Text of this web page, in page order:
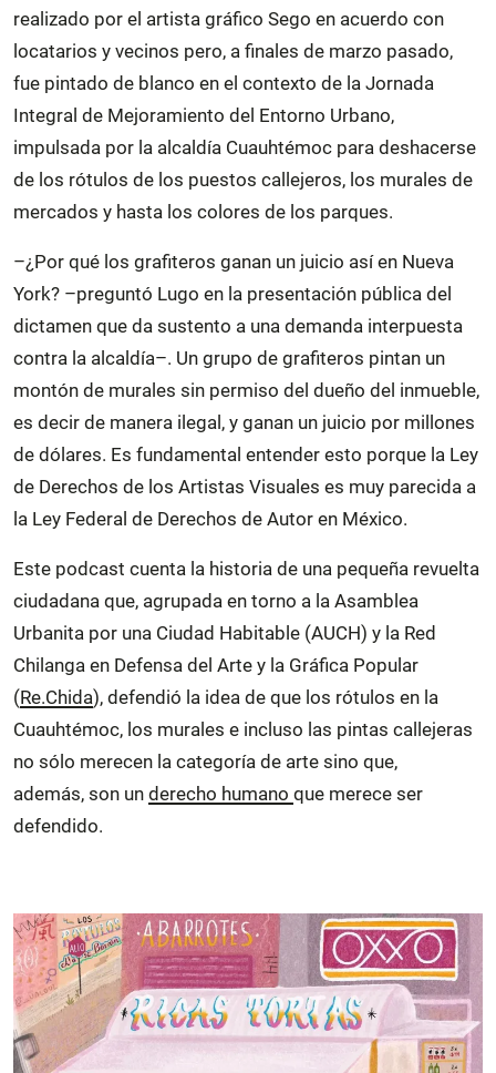
realizado por el artista gráfico Sego en acuerdo con
locatarios y vecinos pero, a finales de marzo pasado,
fue pintado de blanco en el contexto de la Jornada
Integral de Mejoramiento del Entorno Urbano,
impulsada por la alcaldía Cuauhtémoc para deshacerse
de los rótulos de los puestos callejeros, los murales de
mercados y hasta los colores de los parques.
–¿Por qué los grafiteros ganan un juicio así en Nueva
York? –preguntó Lugo en la presentación pública del
dictamen que da sustento a una demanda interpuesta
contra la alcaldía–. Un grupo de grafiteros pintan un
montón de murales sin permiso del dueño del inmueble,
es decir de manera ilegal, y ganan un juicio por millones
de dólares. Es fundamental entender esto porque la Ley
de Derechos de los Artistas Visuales es muy parecida a
la Ley Federal de Derechos de Autor en México.
Este podcast cuenta la historia de una pequeña revuelta
ciudadana que, agrupada en torno a la Asamblea
Urbanita por una Ciudad Habitable (AUCH) y la Red
Chilanga en Defensa del Arte y la Gráfica Popular
(Re.Chida), defendió la idea de que los rótulos en la
Cuauhtémoc, los murales e incluso las pintas callejeras
no sólo merecen la categoría de arte sino que,
además, son un derecho humano que merece ser
defendido.